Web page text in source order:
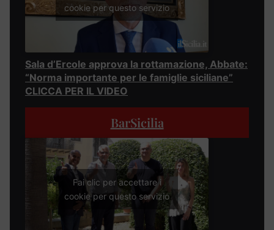
cookie per questo servizio
Sala d’Ercole approva la rottamazione, Abbate:
“Norma importante per le famiglie siciliane”
CLICCA PER IL VIDEO
BarSicilia
Fai clic per accettare i
cookie per questo servizio